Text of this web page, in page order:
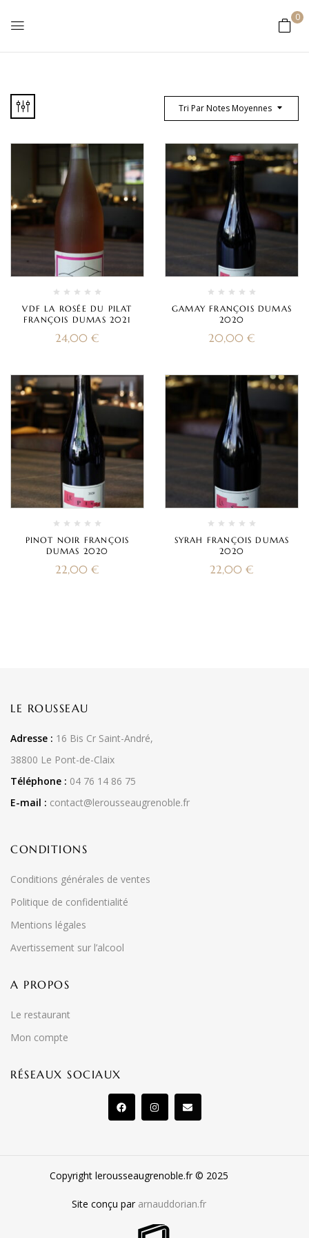
0
Tri Par Notes Moyennes
VDF LA ROSÉE DU PILAT
FRANÇOIS DUMAS 2021
24,00 €
GAMAY FRANÇOIS DUMAS
2020
20,00 €
PINOT NOIR FRANÇOIS
DUMAS 2020
22,00 €
SYRAH FRANÇOIS DUMAS
2020
22,00 €
LE ROUSSEAU
Adresse : 16 Bis Cr Saint-André,
38800 Le Pont-de-Claix
Téléphone : 04 76 14 86 75
E-mail : contact@lerousseaugrenoble.fr
CONDITIONS
Conditions générales de ventes
Politique de confidentialité
Mentions légales
Avertissement sur l’alcool
A PROPOS
Le restaurant
Mon compte
RÉSEAUX SOCIAUX
Copyright lerousseaugrenoble.fr © 2025
Site conçu par arnauddorian.fr